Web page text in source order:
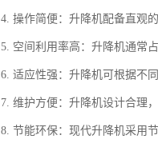
4. 操作简便：升降机配备直观
5. 空间利用率高：升降机通常
6. 适应性强：升降机可根据不
7. 维护方便：升降机设计合理
8. 节能环保：现代升降机采用